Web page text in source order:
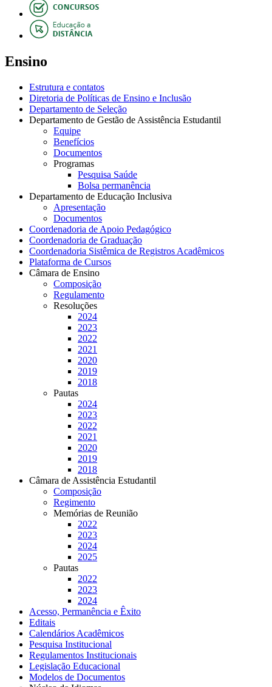
Ensino
Estrutura e contatos
Diretoria de Políticas de Ensino e Inclusão
Departamento de Seleção
Departamento de Gestão de Assistência Estudantil
Equipe
Benefícios
Documentos
Programas
Pesquisa Saúde
Bolsa permanência
Departamento de Educação Inclusiva
Apresentação
Documentos
Coordenadoria de Apoio Pedagógico
Coordenadoria de Graduação
Coordenadoria Sistêmica de Registros Acadêmicos
Plataforma de Cursos
Câmara de Ensino
Composição
Regulamento
Resoluções
2024
2023
2022
2021
2020
2019
2018
Pautas
2024
2023
2022
2021
2020
2019
2018
Câmara de Assistência Estudantil
Composição
Regimento
Memórias de Reunião
2022
2023
2024
2025
Pautas
2022
2023
2024
Acesso, Permanência e Êxito
Editais
Calendários Acadêmicos
Pesquisa Institucional
Regulamentos Institucionais
Legislação Educacional
Modelos de Documentos